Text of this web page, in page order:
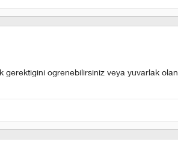
gerektigini ogrenebilirsiniz veya yuvarlak